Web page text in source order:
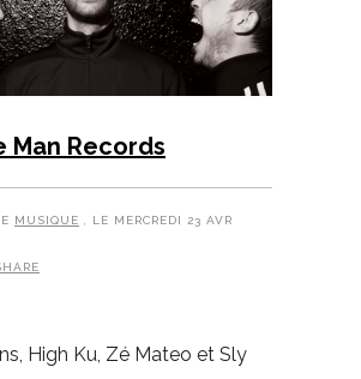
Man Records
MUSIQUE , LE MERCREDI 23 AVR
High Ku, Zé Mateo et Sly